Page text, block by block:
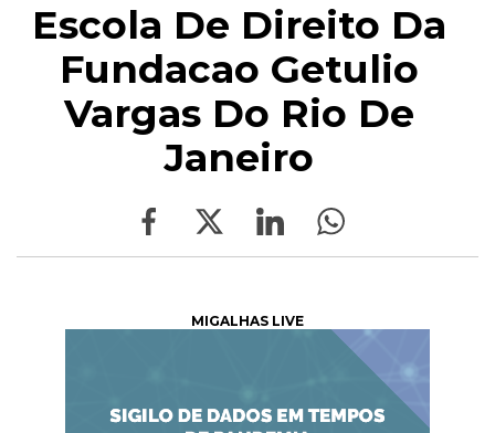
Escola De Direito Da
Fundacao Getulio
Vargas Do Rio De
Janeiro
MIGALHAS LIVE